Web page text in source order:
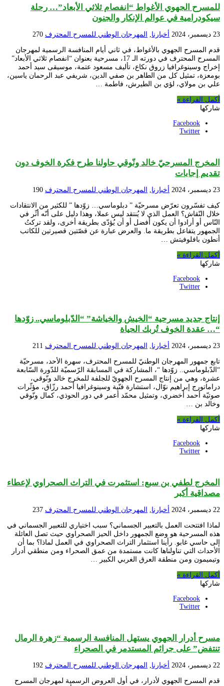
للمسرح الجهوي الأغواط “انفصام ثلاثي الأبعاد”… رحلة
سيكودرامية في عوالم الإنكار والجنون
23 ديسمبر، 2024 أخبارنا, المهرجان الوطني للمسرح المحترف 270
قدم المسرح الجهوي بالأغواط، في ثاني أيام المنافسة الرسمية لمهرجان
المسرح المحترف في دورته الـ 17، مسرحية بعنوان “انفصام ثلاثي الأبعاد”
إخراج وسينوغرافيا زروق نكاع، تأليف مسعود عتمة، موسيقى سيد أحمد
بومعزة، تمثيل كل من الطاهر بن صفي الدين، شريفي عبد الرحمان ياسين،
علي بن مولاي، لؤي بن الطيرش، فاطمة …
أكمل القراءة »
شاركها
Facebook
Twitter
المخرج المسرحيّ خالد ونّوقي حاولنا طرح فكرة الخوف دون
تقديم إجابات
23 ديسمبر، 2024 أخبارنا, المهرجان الوطني للمسرح المحترف 190
كيف تفسّرون تعرّض مسرحيّة ” دبلوماسي… زوّدها ” للكثير من الانتقادات
خلال النّقاش؟ العمل الذي لا يُنتقد ليس عملا، وهذا دليل على أنّه أثّر في
النّاس أو أرادوا أن يكون أفضل أو أن يُؤدّى بطريقة أخرى، ولقد تركتُ
الجمهور يتفاعل بطريقة ما. والعرض عبارة عن قصّتين قصيرتين للكاتب
أنطون بافلوفيتش …
أكمل القراءة »
شاركها
Facebook
Twitter
إنتاج جديد مسرحية “الخيش والخياشة” “الدّبلوماسي.. زوّدها
“… عقدة الخوف تُربك الحياة
23 ديسمبر، 2024 أخبارنا المهرجان الوطني للمسرح المحترف 211
تابع جمهور المهرجان الوطنيّ للمسرح المحترف، سهرة الأحد، مسرحيّة
“الدّبلوماسي.. زوّدها “، المشاركة في المسابقة الرّسميّة للدّورة السّابعة
عشرة، وهي من إنتاج المسرح الجهويّ للجلفة للمخرج خالد ونّوقي،
دراماتورج إبراهيم نوّال، استشارة فنّية وسينوغرافيا أحمد رزّاق، مؤثّرات
صوتيّة أحمد أخضري، وتمثيل محمّد أعمر في دور الحوذي، كمال ونّوقي
وخالد بن …
أكمل القراءة »
شاركها
Facebook
Twitter
المخرج لطفي بن سبع: استثمرت في التراث الصحراوي لإعطاء
مصداقية أكبر
22 ديسمبر، 2024 أخبارنا المهرجان الوطني للمسرح المحترف 237
لماذا افتتحت العمل بالتعبير الجسماني؟ سبب اختياري للتعبير الجسماني في
هذه المسرحية هو وضع الجمهور داخل الحيز الصحراوي حيث تصل العائلة
إلى حاسي غابو. رأينا استثمار التراث الصحراوي في العمل لماذا؟ بما أن
الأحداث التي تناولناها كانت مستمدة من عمق الصحراء ومن منطقي أدرار
وتيميمون ومن منطقة العرق الغربي الكبير …
أكمل القراءة »
شاركها
Facebook
Twitter
مسرح أدرار الجهوي يستهل المنافسة الرسمية “زهرة الرمال
تنتفض” على جرائم المستدمر في الصحراء
22 ديسمبر، 2024 أخبارنا, المهرجان الوطني للمسرح المحترف 192
قدم المسرح الجهوي لأدرار، في أول العروض الرسمية لمهرجان المسرح